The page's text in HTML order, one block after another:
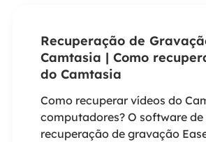
Recuperação de
Camtasia | Como
do Camtasia
Como recuperar vídeos do
computadores? O software de
recuperação de gravação